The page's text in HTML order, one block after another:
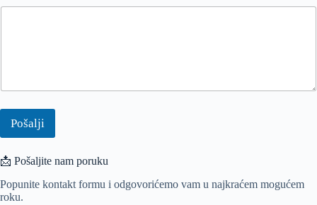
Pošalji
📩 Pošaljite nam poruku
Popunite kontakt formu i odgovorićemo vam u najkraćem mogućem
roku.